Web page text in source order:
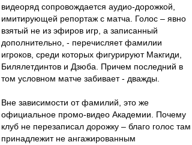
видеоряд сопровождается аудио-дорожкой,
имитирующей репортаж с матча. Голос – явно
взятый не из эфиров игр, а записанный
дополнительно, - перечисляет фамилии
игроков, среди которых фигурируют Макгиди,
Билялетдинтов и Дзюба. Причем последний в
том условном матче забивает - дважды.
Вне зависимости от фамилий, это же
официальное промо-видео Академии. Почему
клуб не перезаписал дорожку – благо голос там
принадлежит не ангажированным